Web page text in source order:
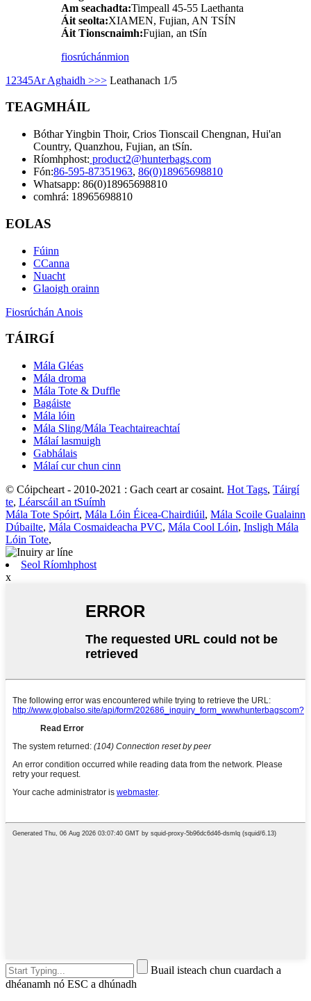
Am seachadta:Timpeall 45-55 Laethanta
Áit seolta:XIAMEN, Fujian, AN TSÍN
Áit Tionscnaimh:Fujian, an tSín
fiosrúchánmion
1 2345Ar Aghaidh >>> Leathanach 1/5
TEAGMHÁIL
Bóthar Yingbin Thoir, Crios Tionscail Chengnan, Hui'an
Country, Quanzhou, Fujian, an tSín.
Ríomhphost: product2@hunterbags.com
Fón:86-595-87351963, 86(0)18965698810
Whatsapp: 86(0)18965698810
comhrá: 18965698810
EOLAS
Fúinn
CCanna
Nuacht
Glaoigh orainn
Fiosrúchán Anois
TÁIRGÍ
Mála Gléas
Mála droma
Mála Tote & Duffle
Bagáiste
Mála lóin
Mála Sling/Mála Teachtaireachtaí
Málaí lasmuigh
Gabhálais
Málaí cur chun cinn
© Cóipcheart - 2010-2021 : Gach ceart ar cosaint. Hot Tags, Táirgí
te, Léarscáil an tSuímh
Mála Tote Spóirt, Mála Lóin Éicea-Chairdiúil, Mála Scoile Gualainn
Dúbailte, Mála Cosmaideacha PVC, Mála Cool Lóin, Insligh Mála
Lóin Tote,
Seol Ríomhphost
x
Buail isteach chun cuardach a
dhéanamh nó ESC a dhúnadh